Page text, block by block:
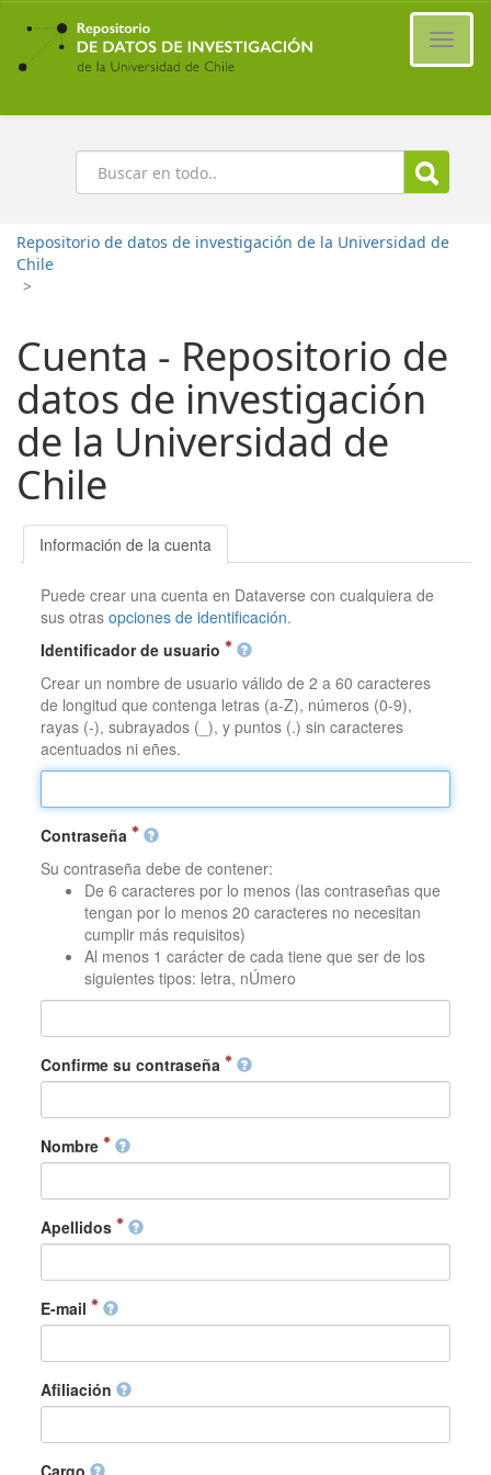
Ir
contenido
principal
Buscar
Repositorio de datos de investigación de la Universidad de
Chile
>
Cuenta - Repositorio de
datos de investigación
de la Universidad de
Chile
Información de la cuenta
Puede crear una cuenta en Dataverse con cualquiera de
sus otrasopciones de identificación.
Identificador de usuario
Crear un nombre de usuario válido de 2 a 60 caracteres
de longitud que contenga letras (a-Z), números (0-9),
rayas (-), subrayados (_), y puntos (.) sin caracteres
acentuados ni eñes.
Contraseña
Su contraseña debe de contener:
De 6 caracteres por lo menos (las contraseñas que
tengan por lo menos 20 caracteres no necesitan
cumplir más requisitos)
Al menos 1 carácter de cada tiene que ser de los
siguientes tipos: letra, nÚmero
Confirme su contraseña
Nombre
Apellidos
E-mail
Afiliación
Cargo